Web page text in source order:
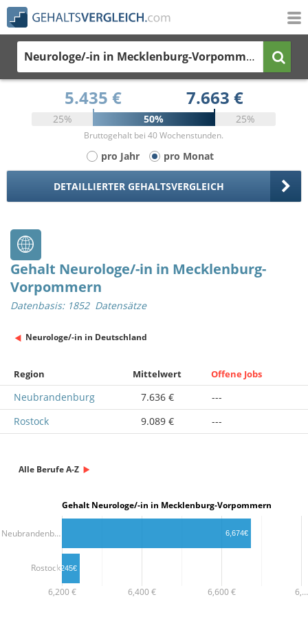
Neurologe/-in in Mecklenburg-Vorpommern
5.435 € 7.663 €
25% 50% 25%
Bruttogehalt bei 40 Wochenstunden.
pro Jahr pro Monat
DETAILLIERTER GEHALTSVERGLEICH
Gehalt Neurologe/-in in Mecklenburg-
Vorpommern
Datenbasis: 1852 Datensätze
Neurologe/-in in Deutschland
Region Mittelwert Offene Jobs
Neubrandenburg 7.636 €
---
Rostock
9.089 € ---
Alle Berufe A-Z
Gehalt Neurologe/-in in Mecklenburg-Vorpommern
6,200 € 6,400 € 6,600 € 6,…
Neubrandenb…
Rostock
6,674€
6,245€